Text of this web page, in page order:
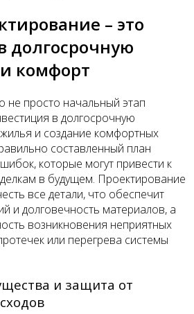
– это
долгосрочную
комфорт
не просто начальный этап
в долгосрочную
и создание комфортных
составленный план
которые могут привести к
в будущем. Проектирование
все детали, что обеспечит
и долговечность материалов, а
возникновения неприятных
или перегрева системы
и защита от